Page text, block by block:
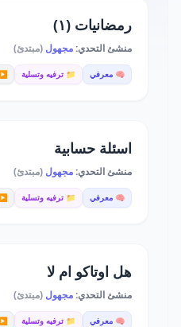
رمضانيات (١)
منشئ التحدي:مجهول (مبتدئ)
🧠 معرفي 📁 ترفيه وتسلية ▶️
اسئلة حسابية
منشئ التحدي:مجهول (مبتدئ)
🧠 معرفي 📁 ترفيه وتسلية ▶️
هل اوتاكو ام لا
منشئ التحدي:مجهول (مبتدئ)
🧠 معرفي 📁 ترفيه وتسلية ▶️